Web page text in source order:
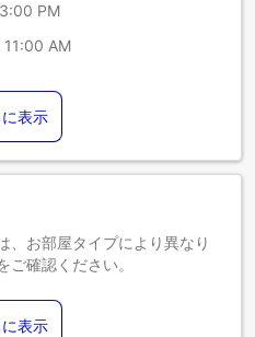
PM
11:00 AM
表示
、お部屋タイプにより異なり
ご確認ください。
表示